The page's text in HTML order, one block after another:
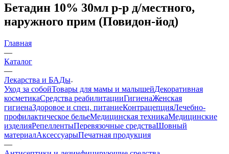
Бетадин 10% 30мл р-р д/местного,
наружного прим (Повидон-йод)
Главная
—
Каталог
—
Лекарства и БАДы
Уход за собойТовары для мамы и малышейДекоративная
косметикаСредства реабилитацииГигиенаЖенская
гигиенаЗдоровое и спец. питаниеКонтрацепцияЛечебно-
профилактическое бельеМедицинская техникаМедицинские
изделияРепеллентыПеревязочные средстваШовный
материалАксессуарыПечатная продукция
—